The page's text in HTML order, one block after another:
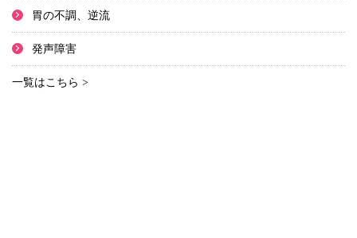
胃の不調、逆流
発声障害
一覧はこちら >